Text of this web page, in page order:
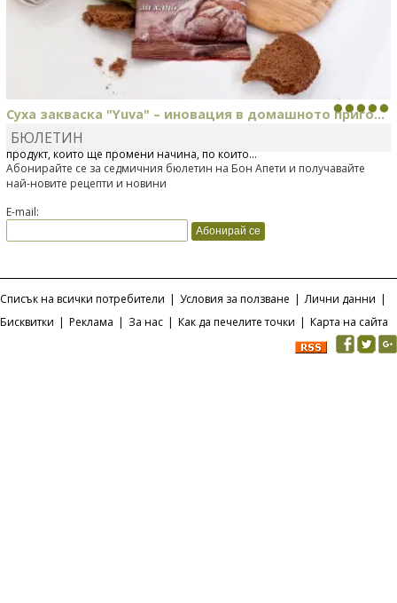
Суха закваска "Yuva" – иновация в домашното приго...
Отскоро Лесафр България стартира предлагането на изцяло нов
продукт, който ще промени начина, по който...
БЮЛЕТИН
Абонирайте се за седмичния бюлетин на Бон Апети и получавайте
най-новите рецепти и новини
E-mail:
Списък на всички потребители | Условия за ползване | Лични данни |
Бисквитки | Реклама | За нас | Как да печелите точки | Карта на сайта